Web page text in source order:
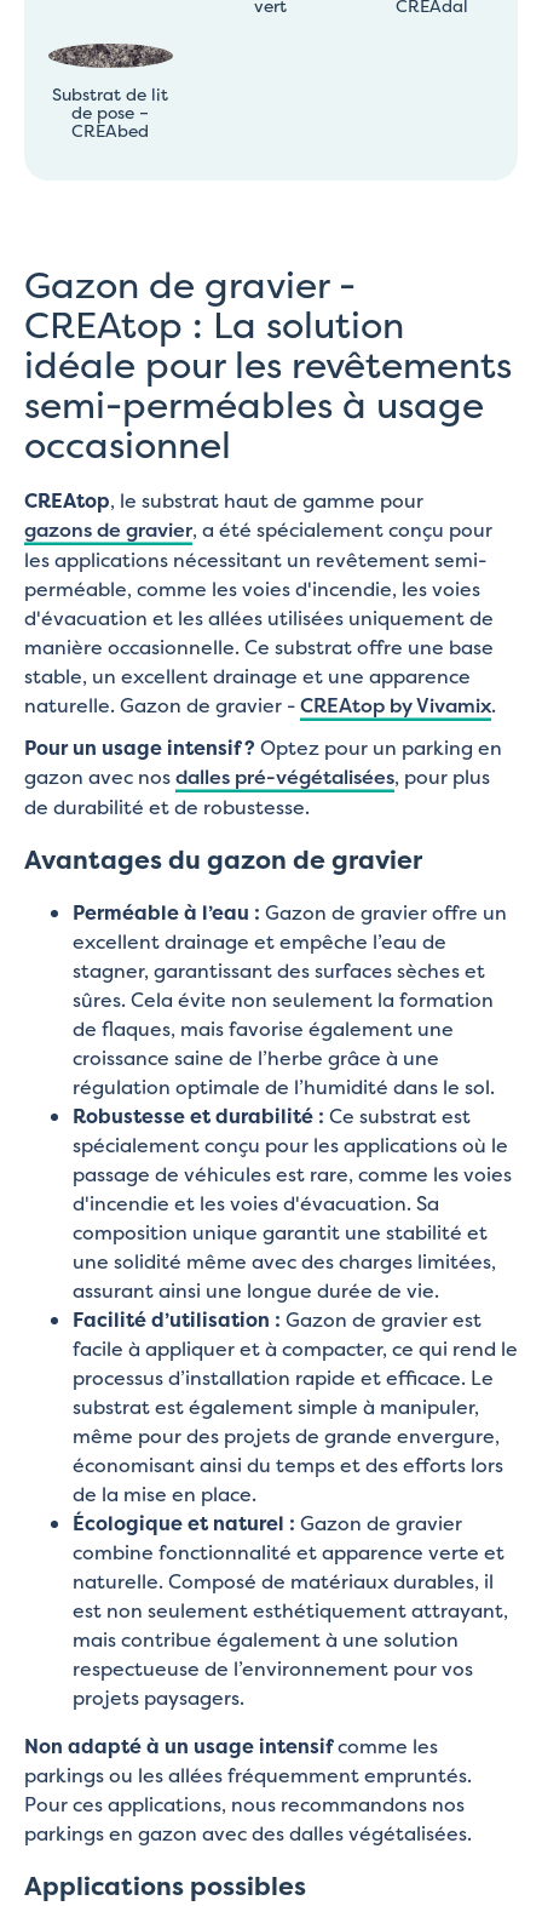
vert CREAdal
Substrat de lit
de pose –
CREAbed
Gazon de gravier -
CREAtop : La solution
idéale pour les revêtements
semi-perméables à usage
occasionnel
CREAtop, le substrat haut de gamme pour
gazons de gravier, a été spécialement conçu pour
les applications nécessitant un revêtement semi-
perméable, comme les voies d'incendie, les voies
d'évacuation et les allées utilisées uniquement de
manière occasionnelle. Ce substrat offre une base
stable, un excellent drainage et une apparence
naturelle. Gazon de gravier -CREAtop by Vivamix.
Pour un usage intensif ? Optez pour un parking en
gazon avec nosdalles pré-végétalisées, pour plus
de durabilité et de robustesse.
Avantages du gazon de gravier
Perméable à l’eau : Gazon de gravier offre un
excellent drainage et empêche l’eau de
stagner, garantissant des surfaces sèches et
sûres. Cela évite non seulement la formation
de flaques, mais favorise également une
croissance saine de l’herbe grâce à une
régulation optimale de l’humidité dans le sol.
Robustesse et durabilité : Ce substrat est
spécialement conçu pour les applications où le
passage de véhicules est rare, comme les voies
d'incendie et les voies d'évacuation. Sa
composition unique garantit une stabilité et
une solidité même avec des charges limitées,
assurant ainsi une longue durée de vie.
Facilité d’utilisation : Gazon de gravier est
facile à appliquer et à compacter, ce qui rend le
processus d’installation rapide et efficace. Le
substrat est également simple à manipuler,
même pour des projets de grande envergure,
économisant ainsi du temps et des efforts lors
de la mise en place.
Écologique et naturel : Gazon de gravier
combine fonctionnalité et apparence verte et
naturelle. Composé de matériaux durables, il
est non seulement esthétiquement attrayant,
mais contribue également à une solution
respectueuse de l’environnement pour vos
projets paysagers.
Non adapté à un usage intensifcomme les
parkings ou les allées fréquemment empruntés.
Pour ces applications, nous recommandons nos
parkings en gazon avec des dalles végétalisées.
Applications possibles